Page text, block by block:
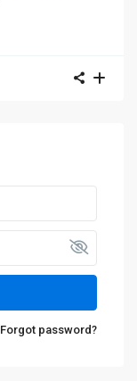
Forgot password?